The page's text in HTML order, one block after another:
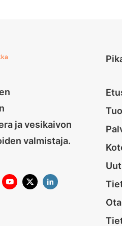
ja vesikaivon
valmistaja.